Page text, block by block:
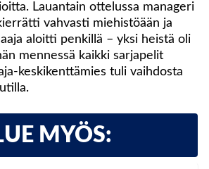
Lauantain ottelussa manageri
vahvasti miehistöään ja
aloitti penkillä – yksi heistä oli
mennessä kaikki sarjapelit
keskikenttämies tuli vaihdosta
MYÖS: